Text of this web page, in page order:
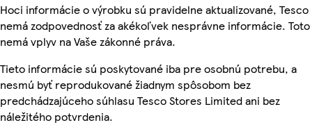
Hoci informácie o výrobku sú pravidelne aktualizované, Tesco
nemá zodpovednosť za akékoľvek nesprávne informácie. Toto
nemá vplyv na Vaše zákonné práva.
Tieto informácie sú poskytované iba pre osobnú potrebu, a
nesmú byť reprodukované žiadnym spôsobom bez
predchádzajúceho súhlasu Tesco Stores Limited ani bez
náležitého potvrdenia.